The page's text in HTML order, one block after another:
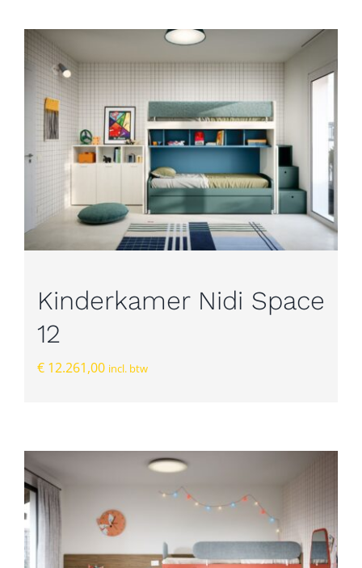
Kinderkamer Nidi Space
12
€12.261,00 incl. btw